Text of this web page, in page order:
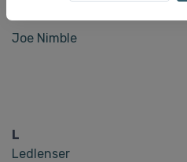
Joe Nimble
L
Ledlenser